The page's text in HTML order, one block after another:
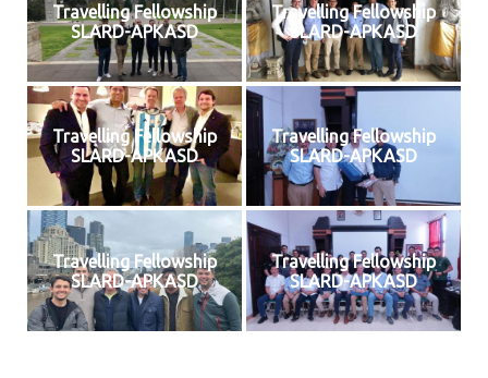
Travelling Fellowship
SLARD-APKASD
Travelling Fellowship
SLARD-APKASD
Travelling Fellowship
SLARD-APKASD
Travelling Fellowship
SLARD-APKASD
Travelling Fellowship
SLARD-APKASD
Travelling Fellowship
SLARD-APKASD